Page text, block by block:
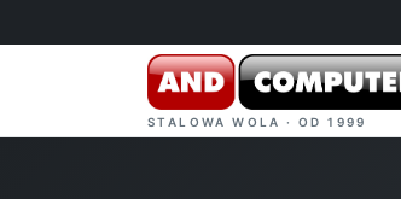
STALOWA WOLA · OD 1999